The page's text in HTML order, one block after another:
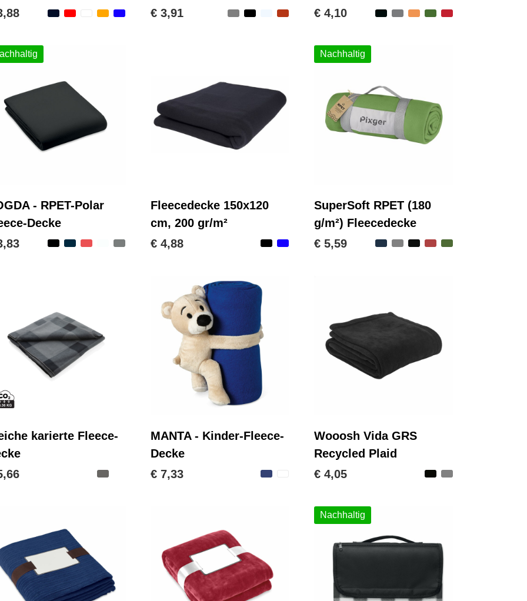
€ 3,91
€ 4,10
- RPET-Polar
Decke
Fleecedecke 150x120
cm, 200 gr/m²
€ 4,88
Nachhaltig
SuperSoft RPET (180
g/m²) Fleecedecke
€ 5,59
karierte Fleece-
MANTA - Kinder-Fleece-
Decke
€ 7,33
Wooosh Vida GRS
Recycled Plaid
€ 4,05
Nachhaltig